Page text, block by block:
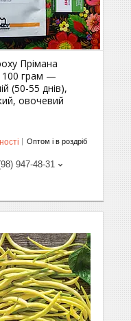
Прімана
100 грам —
(50-55 днів),
овочевий
Оптом і в роздріб
947-48-31